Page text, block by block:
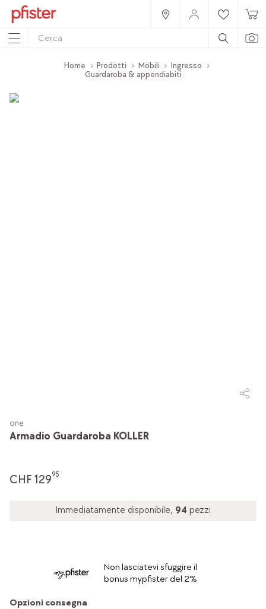
Home Prodotti Mobili
Ingresso
Guardaroba & appendiabiti
Armadio Guardaroba KOLLER
one
CHF 12995
Immediatamente disponibile, 94 pezzi
Non lasciatevi sfuggire il
bonus mypfister del 2%
Opzioni consegna